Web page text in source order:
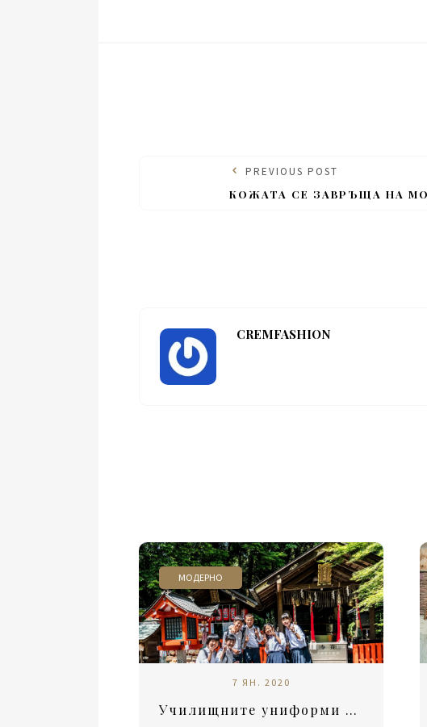
PREVIOUS POST
КОЖАТА СЕ ЗАВРЪЩА НА
CREMFASHION
МОДЕРНО
7 ЯН. 2020
Училищните униформи – полезни или старомодни?